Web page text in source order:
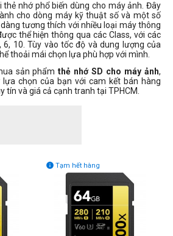
3890000đ
thẻ nhớ phổ biến dùng cho máy ảnh. Đây
cho dòng máy kỹ thuật số và một số
tương thích với nhiều loại máy thông
thể hiện thông qua các Class, với các
6, 10. Tùy vào tốc độ và dung lượng của
thoải mái chọn lựa phù hợp với mình.
sản phẩmthẻ nhớ SD cho máy ảnh,
chọn của bạn với cam kết bán hàng
tín và giá cả cạnh tranh tại TPHCM.
Tạm hết hàng
